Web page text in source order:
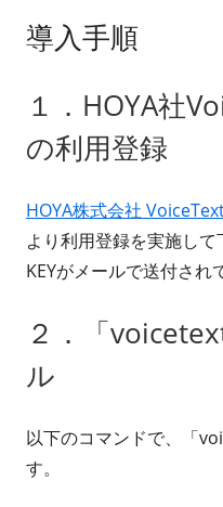
導入手順
１．HOYA社
の利用登録
HOYA株式会社
より利用登録を実施し
KEYがメールで送付され
２．「
ル
以下のコマンドで、「
す。